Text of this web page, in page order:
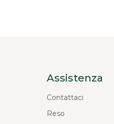
Assistenza
Contattaci
Reso